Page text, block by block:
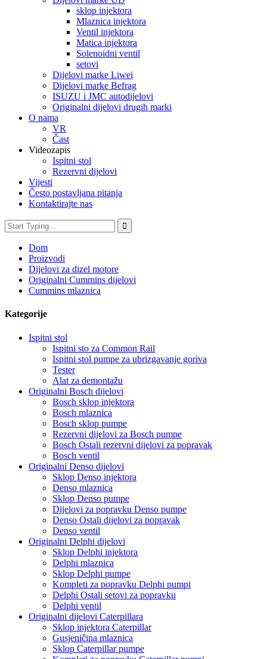
sklop injektora
Mlaznica injektora
Ventil injektora
Matica injektora
Solenoidni ventil
setovi
Dijelovi marke Liwei
Dijelovi marke Befrag
ISUZU i JMC autodijelovi
Originalni dijelovi drugih marki
O nama
VR
Čast
Videozapis
Ispitni stol
Rezervni dijelovi
Vijesti
Često postavljana pitanja
Kontaktirajte nas
Dom
Proizvodi
Dijelovi za dizel motore
Originalni Cummins dijelovi
Cummins mlaznica
Kategorije
Ispitni stol
Ispitni sto za Common Rail
Ispitni stol pumpe za ubrizgavanje goriva
Tester
Alat za demontažu
Originalni Bosch dijelovi
Bosch sklop injektora
Bosch mlaznica
Bosch sklop pumpe
Rezervni dijelovi za Bosch pumpe
Bosch Ostali rezervni dijelovi za popravak
Bosch ventil
Originalni Denso dijelovi
Sklop Denso injektora
Denso mlaznica
Sklop Denso pumpe
Dijelovi za popravku Denso pumpe
Denso Ostali dijelovi za popravak
Denso ventil
Originalni Delphi dijelovi
Sklop Delphi injektora
Delphi mlaznica
Sklop Delphi pumpe
Kompleti za popravku Delphi pumpi
Delphi Ostali setovi za popravku
Delphi ventil
Originalni dijelovi Caterpillara
Sklop injektora Caterpillar
Gusjeničina mlaznica
Sklop Caterpillar pumpe